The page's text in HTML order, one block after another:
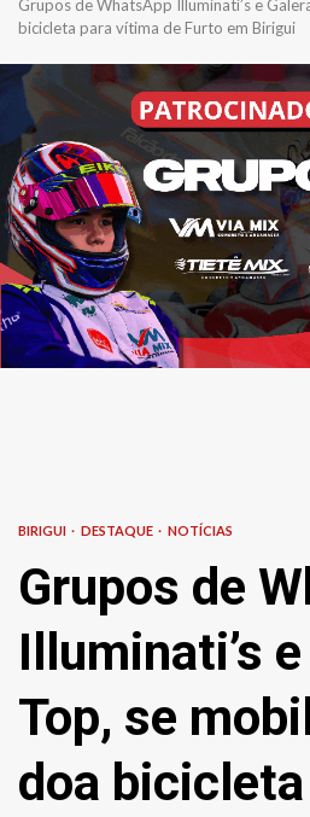
Grupos de WhatsApp Illuminati’s e
bicicleta para vítima de Furto em Birigui
BIRIGUI DESTAQUE NOTÍCIAS
Grupos de
Illuminati’s
Top, se
doa